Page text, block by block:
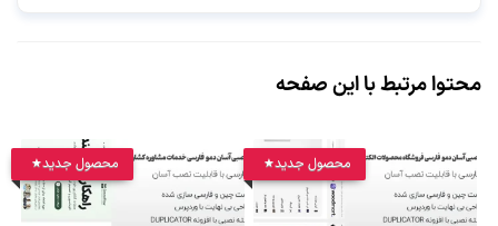
محتوا مرتبط با این صفحه
محصول جدید محصول جدید